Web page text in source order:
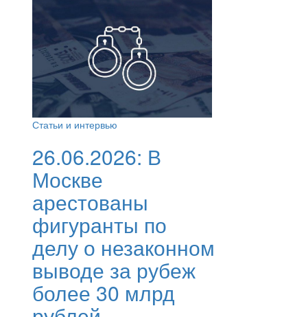
Статьи и интервью
26.06.2026: В
Москве
арестованы
фигуранты по
делу о незаконном
выводе за рубеж
более 30 млрд